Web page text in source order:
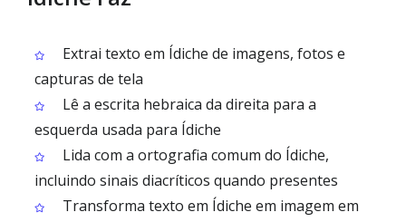
Extrai texto em Ídiche de imagens, fotos e
capturas de tela
Lê a escrita hebraica da direita para a
esquerda usada para Ídiche
Lida com a ortografia comum do Ídiche,
incluindo sinais diacríticos quando presentes
Transforma texto em Ídiche em imagem em